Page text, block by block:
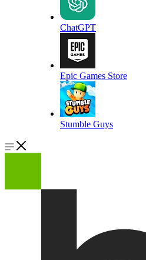
ChatGPT
Epic Games Store
Stumble Guys